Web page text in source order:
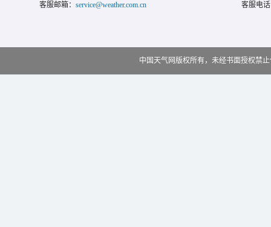
客服邮箱： service@weather.com.cn 客服电
中国天气网版权所有，未经书面授权